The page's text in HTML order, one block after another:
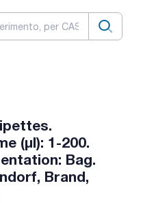
(µl): 1-200.
Bag.
Brand,